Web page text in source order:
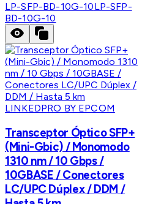
LP-SFP-BD-10G-10LP-SFP-
BD-10G-10
LINKEDPRO BY EPCOM
Transceptor Óptico SFP+
(Mini-Gbic) / Monomodo
1310 nm / 10 Gbps /
10GBASE / Conectores
LC/UPC Dúplex / DDM /